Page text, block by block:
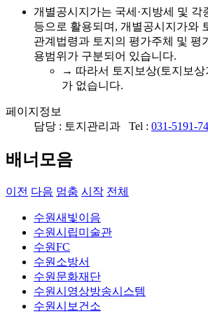
개별공시지가는 국세·지방세 및 각
등으로 활용되며, 개별공시지가와
관계법령과 토지의 평가주체 및 평
용범위가 구분되어 있습니다.
→ 따라서 토지보상(토지보상
가 없습니다.
페이지정보
담당 : 토지관리과 Tel : 031-5191-
배너모음
이전 다음 멈춤 시작 전체
수원새빛이음
수원시립미술관
수원FC
수원소방서
수원문화재단
수원시영상방송시스템
수원시보건소